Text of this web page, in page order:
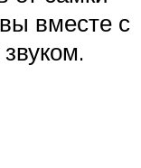
вместе с